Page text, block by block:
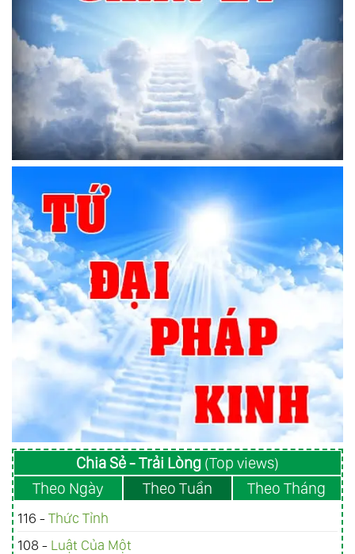
Chia Sẻ - Trải Lòng(Top views)
Theo Ngày
Theo Tuần Theo Tháng
116 -Thức Tỉnh
108 - Luật Của Một